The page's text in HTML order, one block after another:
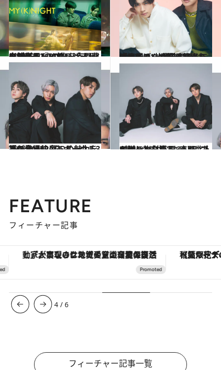
2023.12.1
川村壱馬、RIKU、吉野北人がデート・セラピストを演じる『MY (K)NIGHT』“甘いシーン”がないのに胸をうつ理由
カルチャー 2022.9.7
「いっぱい凌輝の秘密を知ってる」 川村壱馬＆三山凌輝の“放課後対談” 「壱馬くんが笑ってくれるから！」
カルチャー
2021.2.15
THE RAMPAGEボーカル3人が登場♡ 互いの魅力を語り合う仲良しトーク！
カルチャー 2021.2.15
RIKU×川村壱馬×吉野北人が贈り物を語る 3人で“プレゼント交換”するとしたら？
カルチャー
FEATURE
フィーチャー記事
「大事なのは地域の意識を変えること」。ロレックス賞受賞の自然保護活動家が実現させたナイジェリアの自然環境の復活 【夏限定ディナーコース】旬を
4 /6
フィーチャー記事一覧